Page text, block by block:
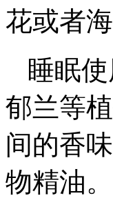
花或者
睡眠
郁兰等
间的香
物精油